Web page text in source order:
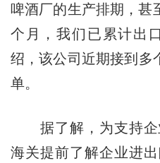
啤酒厂的生产排期，甚
个月，我们已累计出
绍，该公司近期接到多
单。
据了解，为支持企
海关提前了解企业进